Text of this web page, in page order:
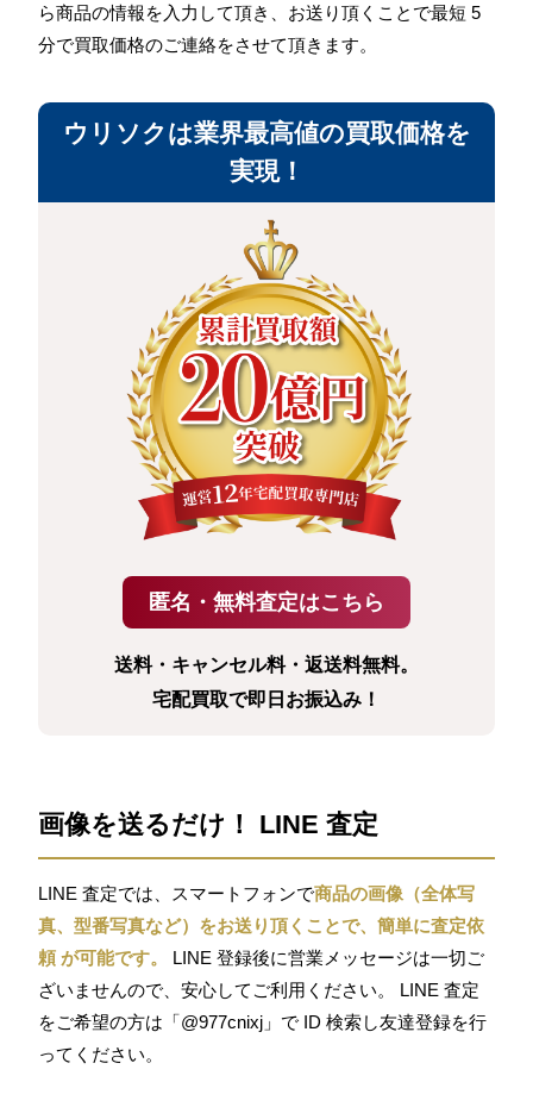
ら商品の情報を入力して頂き、お送り頂くことで最短 5
分で買取価格のご連絡をさせて頂きます。
ウリソクは業界最高値の買取価格を
実現！
送料・キャンセル料・返送料無料。
宅配買取で即日お振込み！
画像を送るだけ！ LINE 査定
LINE 査定では、スマートフォンで商品の画像（全体写
真、型番写真など）をお送り頂くことで、簡単に査定依
頼 が可能です。
LINE 登録後に営業メッセージは一切ご
ざいませんので、安心してご利用ください。 LINE 査定
をご希望の方は「@977cnixj」で ID 検索し友達登録を行
ってください。